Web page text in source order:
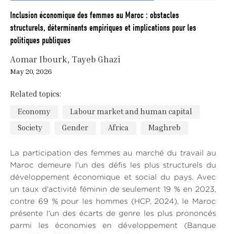
Inclusion économique des femmes au Maroc : obstacles
structurels, déterminants empiriques et implications pour les
politiques publiques
Aomar Ibourk Tayeb Ghazi
May 20, 2026
Related topics:
Economy
Labour market and human capital
Society
Gender Africa Maghreb
La participation des femmes au marché du travail au
Maroc demeure l'un des défis les plus structurels du
développement économique et social du pays. Avec
un taux d'activité féminin de seulement 19 % en 2023,
contre 69 % pour les hommes (HCP, 2024), le Maroc
présente l'un des écarts de genre les plus prononcés
parmi les économies en développement (Banque